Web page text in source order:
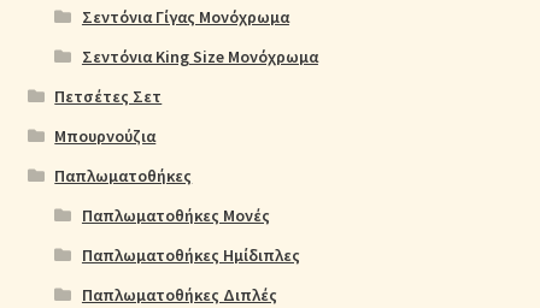
Σεντόνια Γίγας Μονόχρωμα
Σεντόνια King Size Μονόχρωμα
Πετσέτες Σετ
Μπουρνούζια
Παπλωματοθήκες
Παπλωματοθήκες Μονές
Παπλωματοθήκες Ημίδιπλες
Παπλωματοθήκες Διπλές